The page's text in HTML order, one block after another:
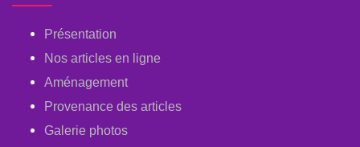
Présentation
Nos articles en ligne
Aménagement
Provenance des articles
Galerie photos